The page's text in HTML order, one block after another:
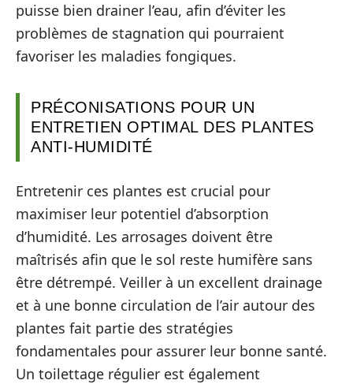
puisse bien drainer l’eau, afin d’éviter les
problèmes de stagnation qui pourraient
favoriser les maladies fongiques.
PRÉCONISATIONS POUR UN
ENTRETIEN OPTIMAL DES PLANTES
ANTI-HUMIDITÉ
Entretenir ces plantes est crucial pour
maximiser leur potentiel d’absorption
d’humidité. Les arrosages doivent être
maîtrisés afin que le sol reste humifère sans
être détrempé. Veiller à un excellent drainage
et à une bonne circulation de l’air autour des
plantes fait partie des stratégies
fondamentales pour assurer leur bonne santé.
Un toilettage régulier est également